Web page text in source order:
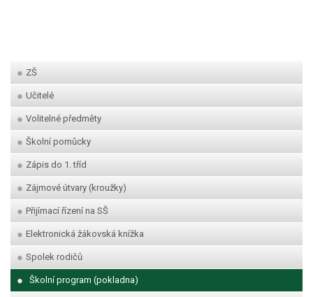
ZŠ
Učitelé
Volitelné předměty
Školní pomůcky
Zápis do 1. tříd
Zájmové útvary (kroužky)
Přijímací řízení na SŠ
Elektronická žákovská knížka
Spolek rodičů
Školní program (pokladna)